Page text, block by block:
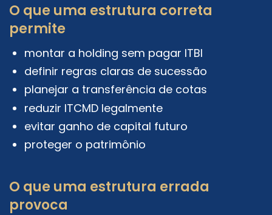
O que uma estrutura correta
permite
montar a holding sem pagar ITBI
definir regras claras de sucessão
planejar a transferência de cotas
reduzir ITCMD legalmente
evitar ganho de capital futuro
proteger o patrimônio
O que uma estrutura errada
provoca